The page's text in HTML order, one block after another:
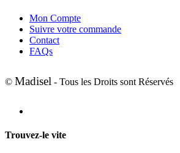
Mon Compte
Suivre votre commande
Contact
FAQs
© Madisel - Tous les Droits sont Réservés
Trouvez-le vite